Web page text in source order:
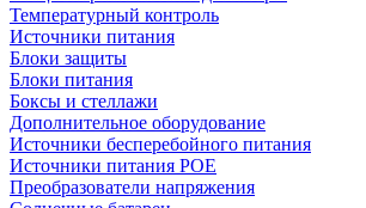
Температурный контроль
Источники питания
Блоки защиты
Блоки питания
Боксы и стеллажи
Дополнительное оборудование
Источники бесперебойного питания
Источники питания POE
Преобразователи напряжения